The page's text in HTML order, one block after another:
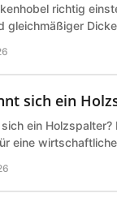
richtig
gleichmäßiger
sich ein
ein
eine